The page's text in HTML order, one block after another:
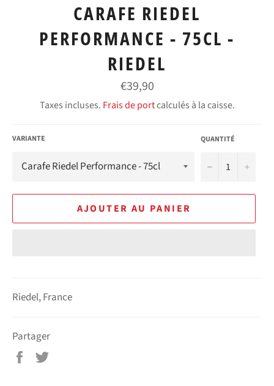
CARAFE RIEDEL
PERFORMANCE - 75CL -
RIEDEL
Prix
régulier
€39,90
Taxes incluses. Frais de portcalculés à la caisse.
VARIANTE QUANTITÉ
− +
AJOUTER AU PANIER
Riedel, France
Partager
Partager